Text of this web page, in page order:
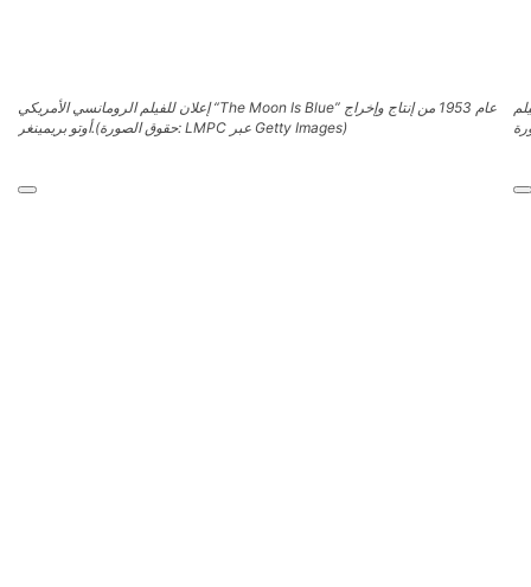
إعلان للفيلم الرومانسي الأمريكي “The Moon Is Blue” عام 1953 من إنتاج وإخراج
أوتو بريمينغر.
(حقوق الصورة: LMPC عبر Getty Images)